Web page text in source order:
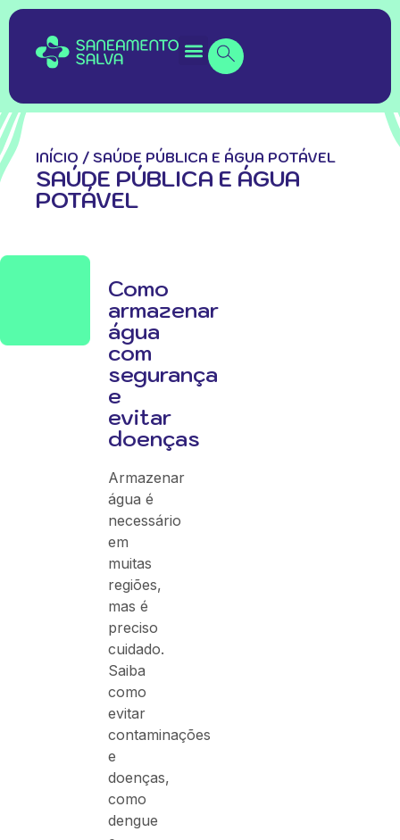
INÍCIO / SAÚDE PÚBLICA E ÁGUA POTÁVEL
SAÚDE PÚBLICA E ÁGUA
POTÁVEL
Como
armazenar
água
com
segurança
e
evitar
doenças
Armazenar
água é
necessário
em
muitas
regiões,
mas é
preciso
cuidado.
Saiba
como
evitar
contaminações
e
doenças,
como
dengue